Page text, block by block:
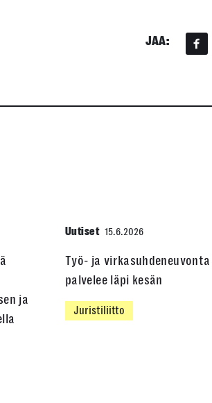
JAA:
ja
Uutiset 15.6.2026
Työ- ja virkasuhdeneuvonta
palvelee läpi kesän
Juristiliitto